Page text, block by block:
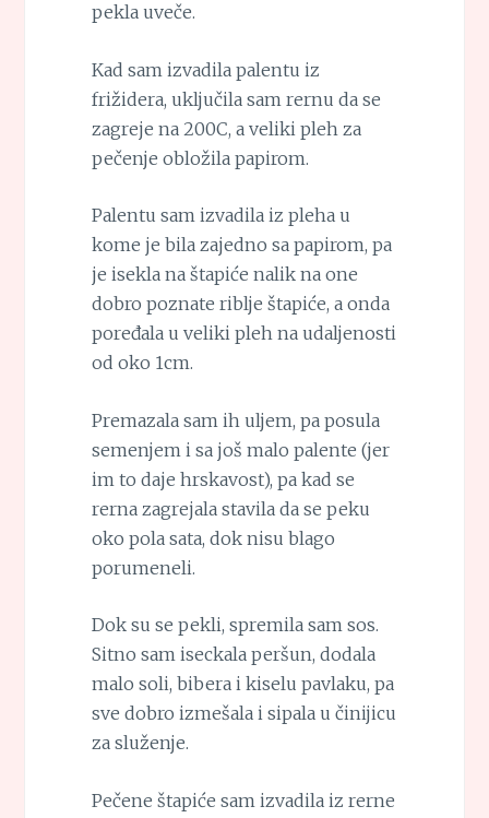
pekla uveče.
Kad sam izvadila palentu iz
frižidera, uključila sam rernu da se
zagreje na 200C, a veliki pleh za
pečenje obložila papirom.
Palentu sam izvadila iz pleha u
kome je bila zajedno sa papirom, pa
je isekla na štapiće nalik na one
dobro poznate riblje štapiće, a onda
poređala u veliki pleh na udaljenosti
od oko 1cm.
Premazala sam ih uljem, pa posula
semenjem i sa još malo palente (jer
im to daje hrskavost), pa kad se
rerna zagrejala stavila da se peku
oko pola sata, dok nisu blago
porumeneli.
Dok su se pekli, spremila sam sos.
Sitno sam iseckala peršun, dodala
malo soli, bibera i kiselu pavlaku, pa
sve dobro izmešala i sipala u činijicu
za služenje.
Pečene štapiće sam izvadila iz rerne